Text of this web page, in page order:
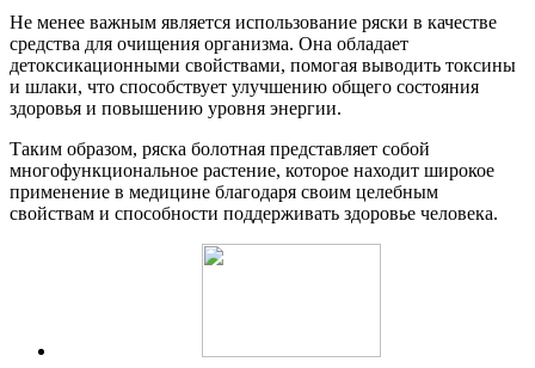
Не менее важным является использование ряски в качестве
средства для очищения организма. Она обладает
детоксикационными свойствами, помогая выводить токсины
и шлаки, что способствует улучшению общего состояния
здоровья и повышению уровня энергии.
Таким образом, ряска болотная представляет собой
многофункциональное растение, которое находит широкое
применение в медицине благодаря своим целебным
свойствам и способности поддерживать здоровье человека.